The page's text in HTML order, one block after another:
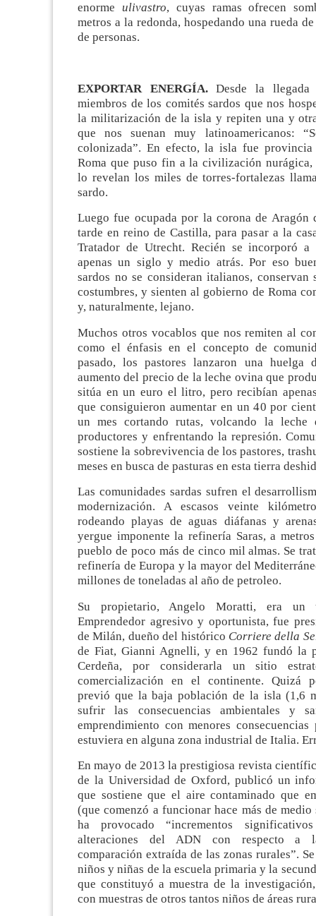
enorme ulivastro, cuyas ramas ofrecen
metros a la redonda, hospedando una rueda
de personas.
EXPORTAR ENERGÍA.Desde la llegada
miembros de los comités sardos que nos
la militarización de la isla y repiten una y
que nos suenan muy latinoamericanos:
colonizada”. En efecto, la isla fue
Roma que puso fin a la civilización nurágica,
lo revelan los miles de torres-fortalezas
sardo.
Luego fue ocupada por la corona de Aragón
tarde en reino de Castilla, para pasar a la
Tratador de Utrecht. Recién se incorporó
apenas un siglo y medio atrás. Por eso
sardos no se consideran italianos, conservan
costumbres, y sienten al gobierno de Roma
y, naturalmente, lejano.
Muchos otros vocablos que nos remiten al
como el énfasis en el concepto de
pasado, los pastores lanzaron una huelga
aumento del precio de la leche ovina que
sitúa en un euro el litro, pero recibían
que consiguieron aumentar en un 40 por
un mes cortando rutas, volcando la leche
productores y enfrentando la represión.
sostiene la sobrevivencia de los pastores,
meses en busca de pasturas en esta tierra
Las comunidades sardas sufren el
modernización. A escasos veinte
rodeando playas de aguas diáfanas y
yergue imponente la refinería Saras, a
pueblo de poco más de cinco mil almas. Se
refinería de Europa y la mayor del
millones de toneladas al año de petroleo.
Su propietario, Angelo Moratti, era un
Emprendedor agresivo y oportunista, fue
de Milán, dueño del histórico Corriere della
de Fiat, Gianni Agnelli, y en 1962 fundó la
Cerdeña, por considerarla un sitio
comercialización en el continente. Quizá
previó que la baja población de la isla (1,6
sufrir las consecuencias ambientales y
emprendimiento con menores
estuviera en alguna zona industrial de Italia.
En mayo de 2013 la prestigiosa revista
de la Universidad de Oxford, publicó un
que sostiene que el aire contaminado que
(que comenzó a funcionar hace más de
ha provocado “incrementos
alteraciones del ADN con respecto a
comparación extraída de las zonas rurales”.
niños y niñas de la escuela primaria y la
que constituyó a muestra de la
con muestras de otros tantos niños de áreas